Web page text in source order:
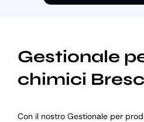
Gestionale
chimici
Con il nostro Gestionale per